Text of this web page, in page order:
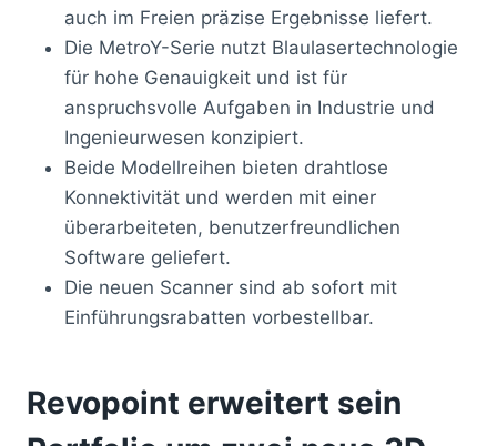
auch im Freien präzise Ergebnisse liefert.
Die MetroY-Serie nutzt Blaulasertechnologie
für hohe Genauigkeit und ist für
anspruchsvolle Aufgaben in Industrie und
Ingenieurwesen konzipiert.
Beide Modellreihen bieten drahtlose
Konnektivität und werden mit einer
überarbeiteten, benutzerfreundlichen
Software geliefert.
Die neuen Scanner sind ab sofort mit
Einführungsrabatten vorbestellbar.
Revopoint erweitert sein